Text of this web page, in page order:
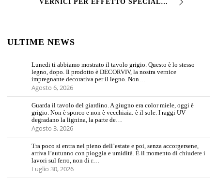
VERNICI PER EFFETTO SPECIALE, serie EHG2, …
ULTIME NEWS
Lunedi ti abbiamo mostrato il tavolo grigio. Questo è lo stesso
legno, dopo. Il prodotto è DECORVIV, la nostra vernice
impregnante decorativa per il legno. Non…
Agosto 6, 2026
Guarda il tavolo del giardino. A giugno era color miele, oggi è
grigio. Non è sporco e non è vecchiaia: è il sole. I raggi UV
degradano la lignina, la parte de…
Agosto 3, 2026
Tra poco si entra nel pieno dell’estate e poi, senza accorgersene,
arriva l’autunno con pioggia e umidità. È il momento di chiudere i
lavori sul ferro, non di r…
Luglio 30, 2026